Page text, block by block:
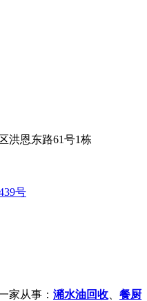
洪恩东路61号1栋
号
家从事： 潲水油回收 餐厨